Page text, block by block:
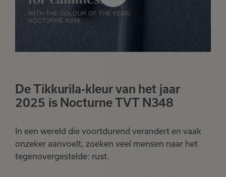
De Tikkurila-kleur van het jaar
2025 is Nocturne TVT N348
In een wereld die voortdurend verandert en vaak
onzeker aanvoelt, zoeken veel mensen naar het
tegenovergestelde: rust.